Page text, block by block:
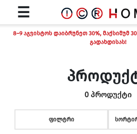
☰
8–9 აგვისტოს დაიბრუნეთ 30%, მაქსიმუმ
გადახდისას!
0 პროდუქტი
ფილტრი